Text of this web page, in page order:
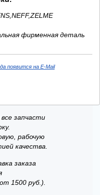
фирменная деталь
появится на E-Mail
запчасти
рабочую
качества.
заказа
1500 руб.).